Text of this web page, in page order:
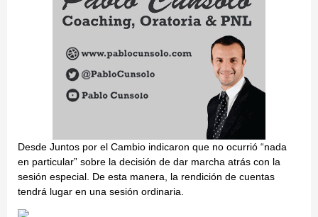
Desde Juntos por el Cambio indicaron que no ocurrió “nada
en particular” sobre la decisión de dar marcha atrás con la
sesión especial. De esta manera, la rendición de cuentas
tendrá lugar en una sesión ordinaria.